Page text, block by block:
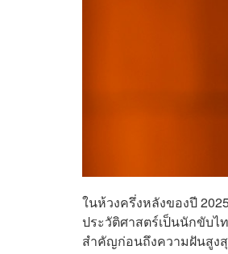
ในห้วงครึ่งหลังของปี
ประวัติศาสตร์เป็นนักขับไ
สำคัญก่อนถึงความฝันสูงสุ